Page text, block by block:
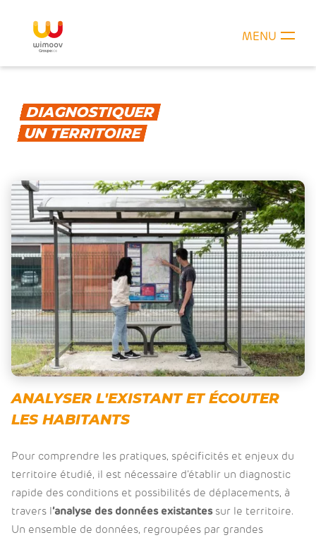
MENU
DIAGNOSTIQUER
UN TERRITOIRE
ANALYSER L'EXISTANT ET ÉCOUTER
LES HABITANTS
Pour comprendre les pratiques, spécificités et enjeux du
territoire étudié, il est nécessaire d’établir un diagnostic
rapide des conditions et possibilités de déplacements, à
travers l’analyse des données existantessur le territoire.
Un ensemble de données, regroupées par grandes